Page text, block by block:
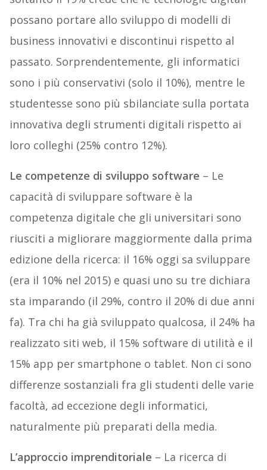
possano portare allo sviluppo di modelli di
business innovativi e discontinui rispetto al
passato. Sorprendentemente, gli informatici
sono i più conservativi (solo il 10%), mentre le
studentesse sono più sbilanciate sulla portata
innovativa degli strumenti digitali rispetto ai
loro colleghi (25% contro 12%).
Le competenze di sviluppo software – Le
capacità di sviluppare software è la
competenza digitale che gli universitari sono
riusciti a migliorare maggiormente dalla prima
edizione della ricerca: il 16% oggi sa sviluppare
(era il 10% nel 2015) e quasi uno su tre dichiara
sta imparando (il 29%, contro il 20% di due anni
fa). Tra chi ha già sviluppato qualcosa, il 24% ha
realizzato siti web, il 15% software di utilità e il
15% app per smartphone o tablet. Non ci sono
differenze sostanziali fra gli studenti delle varie
facoltà, ad eccezione degli informatici,
naturalmente più preparati della media.
L’approccio imprenditoriale – La ricerca di